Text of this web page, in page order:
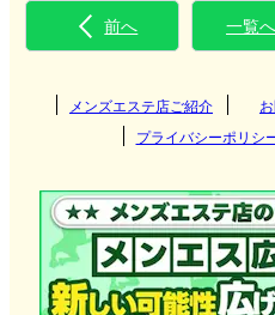
前へ 一覧
メンズエステ店ご紹介
プライバシーポリシ